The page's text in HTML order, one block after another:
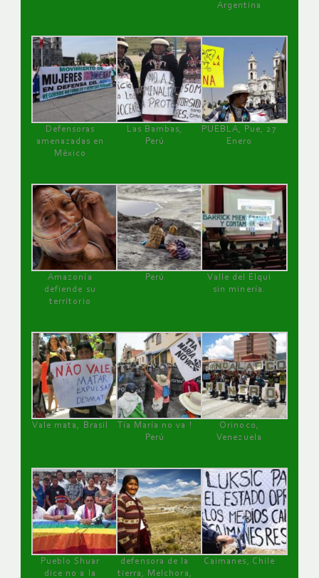
Argentina
Defensoras
amenazadas en
México
Las Bambas,
Perú
PUEBLA, Pue, 27
Enero
Amazonía
defiende su
territorio
Perú
Valle del Elqui
sin minería.
Vale mata, Brasil
Tía María no va !
Perú
Orinoco,
Venezuela
Pueblo Shuar
dice no a la
defensora de la
tierra, Melchora,
Caimanes, Chile